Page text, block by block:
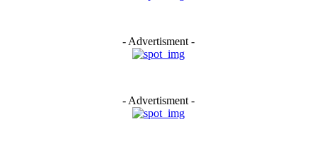
- Advertisment -
- Advertisment -